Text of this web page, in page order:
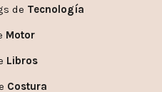
de Tecnología
Motor
Libros
Costura